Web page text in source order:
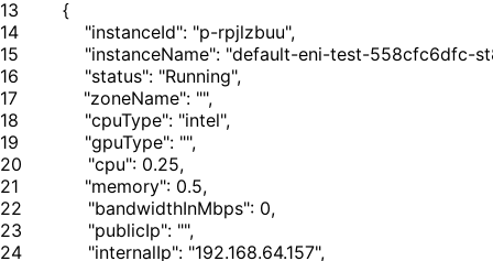
13
14
15
16
17
18
19
20
21
22
23
24